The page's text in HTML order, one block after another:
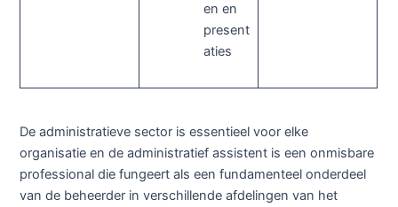
en en
present
aties
De administratieve sector is essentieel voor elke
organisatie en de administratief assistent is een onmisbare
professional die fungeert als een fundamenteel onderdeel
van de beheerder in verschillende afdelingen van het